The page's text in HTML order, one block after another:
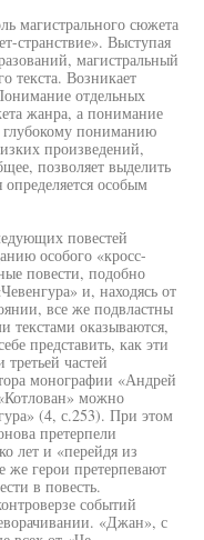
магистрального сюжета
странствие». Выступая
магистральный
текста. Возникает
отдельных
жанра, а понимание
пониманию
произведений,
позволяет выделить
особым
повестей
особого «кросс-
повести, подобно
и, находясь от
все же подвластны
оказываются,
представить, как эти
частей
монографии «Андрей
можно
(4, с.253). При этом
претерпели
лет и «перейдя из
же герои претерпевают
в повесть.
событий
«Джан», с